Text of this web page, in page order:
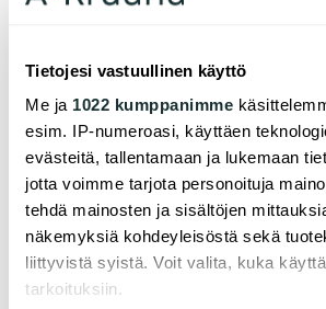
Tietojesi vastuullinen käyttö
Me ja 1022 kumppanimme
esim. IP-numeroasi, käyttäen
evästeitä, tallentamaan ja lukemaan
jotta voimme tarjota personoituja
tehdä mainosten ja sisältöjen
näkemyksiä kohdeyleisöstä sekä
liittyvistä syistä. Voit valita, kuka
tarkoituksiin.
yhtiöihin, joilla on eniten hankkeita
- Asuntojen käyttöaste on ollut
ajan korkea eli yhtiö on
tavalla omistajan asettamaa
kohtuuhintaisia vuokra-asuntoja
tarvitseville ruokakunnille.
asuntoihin ovat olleet joka
mikä kertoo osaltaan ARA-
tarpeellisuudesta. Yhtiön asunnot
keskimäärin neljännestä